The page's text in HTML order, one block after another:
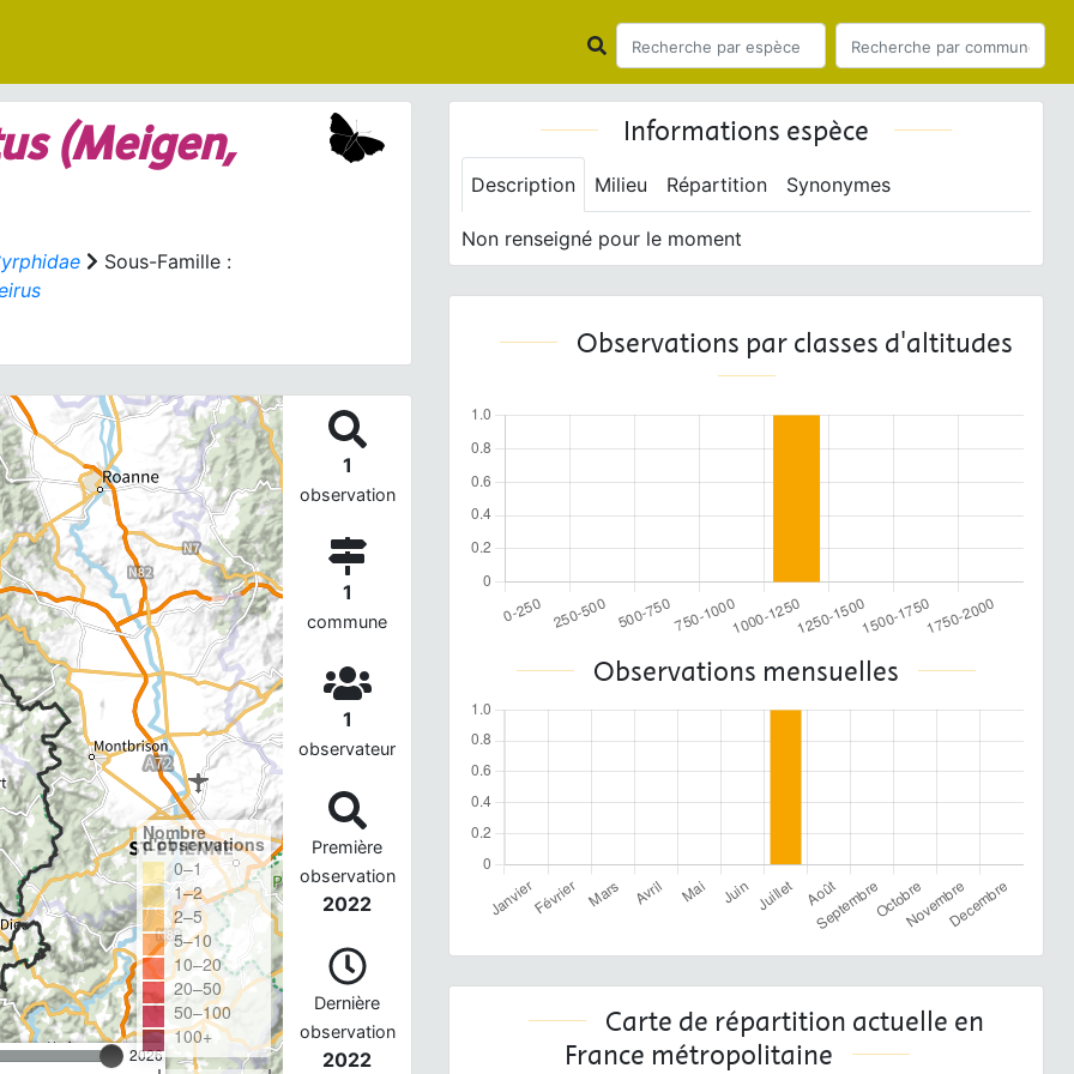
(Meigen,
Sous-Famille :
2026
Nombre
d'observations
0–1
1–2
2–5
5–10
10–20
20–50
50–100
100+
1
observation
1
commune
1
observateur
Première
observation
2022
Dernière
observation
2022
Informations espèce
Description Milieu Répartition Synonymes
Non renseigné pour le moment
Observations par classes d'altitudes
Observations mensuelles
Carte de répartition actuelle en
France métropolitaine